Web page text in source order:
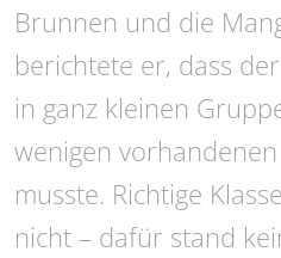
Brunnen und die
berichtete er, dass
in ganz kleinen
wenigen
musste. Richtige
nicht – dafür stand